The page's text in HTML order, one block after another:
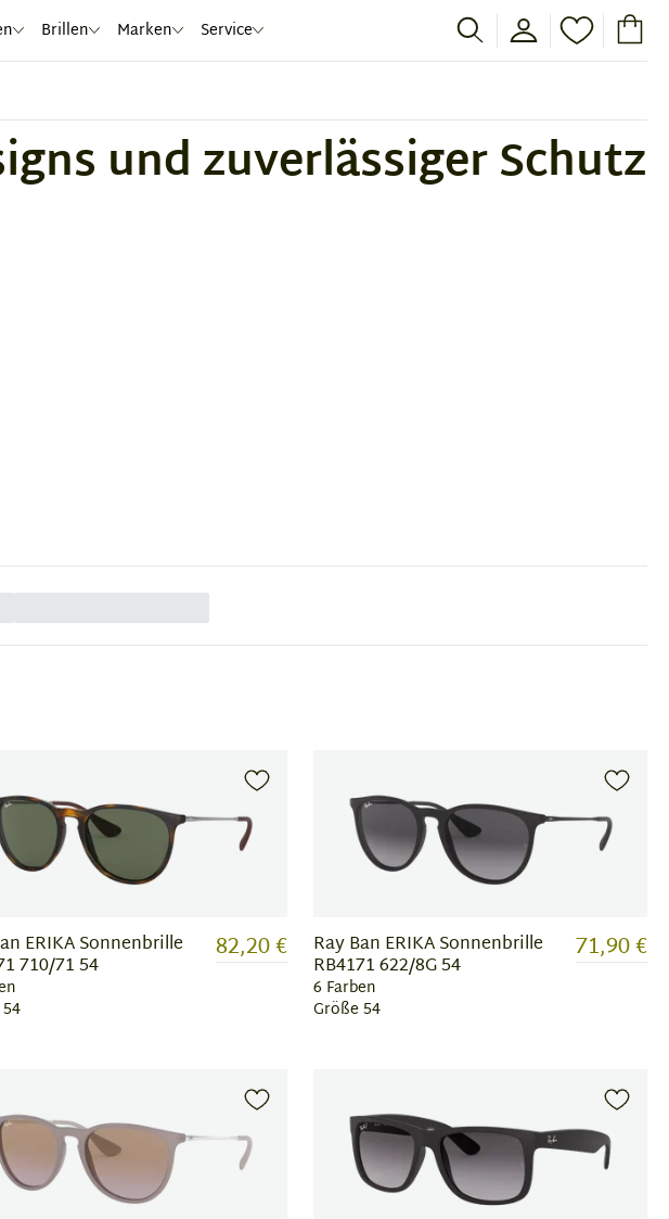
Brillen Marken Service
und zuverlässiger Schutz
ERIKA Sonnenbrille
710/71 54 82,20 € Ray Ban ERIKA Sonnenbrille
RB4171 622/8G 54
6 Farben
Größe 54
71,90 €